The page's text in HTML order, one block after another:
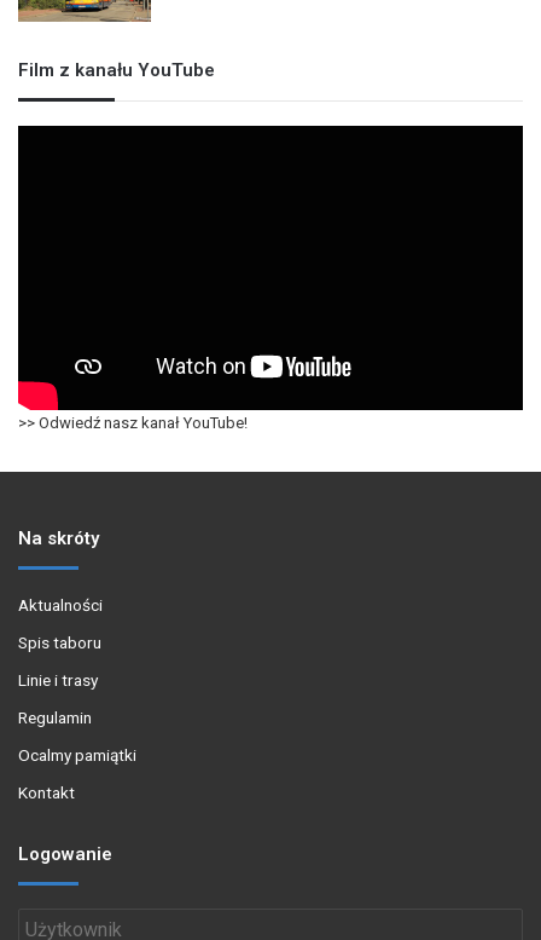
Film z kanału YouTube
>> Odwiedź nasz kanał YouTube!
Na skróty
Aktualności
Spis taboru
Linie i trasy
Regulamin
Ocalmy pamiątki
Kontakt
Logowanie